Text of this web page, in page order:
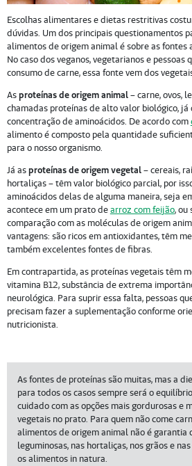
Escolhas alimentares e dietas restritivas
dúvidas. Um dos principais questionamentos
alimentos de origem animal é sobre as
No caso dos veganos, vegetarianos e pessoas
consumo de carne, essa fonte vem dos
Asproteínas de origem animal– carne, ovos,
chamadas proteínas de alto valor biológico,
concentração de aminoácidos. De acordo com
alimento é composto pela quantidade
para o nosso organismo.
Já asproteínas de origem vegetal– cereais,
hortaliças – têm valor biológico parcial, por
aminoácidos delas de alguma maneira, seja
acontece em um prato dearroz com feijão, ou
comparação com as moléculas de origem
vantagens: são ricos em antioxidantes, têm
também excelentes fontes de fibras.
Em contrapartida, as proteínas vegetais têm
vitamina B12, substância de extrema
neurológica. Para suprir essa falta, pessoas
precisam fazer a suplementação conforme
nutricionista.
As fontes de proteínas são muitas, mas a
para todos os casos sempre será o
cuidado com as opções mais gordurosas e
vegetais no prato. Para quem não come
alimentos de origem animal não é garantia
leguminosas, nas hortaliças, nos grãos e
os alimentos in natura.